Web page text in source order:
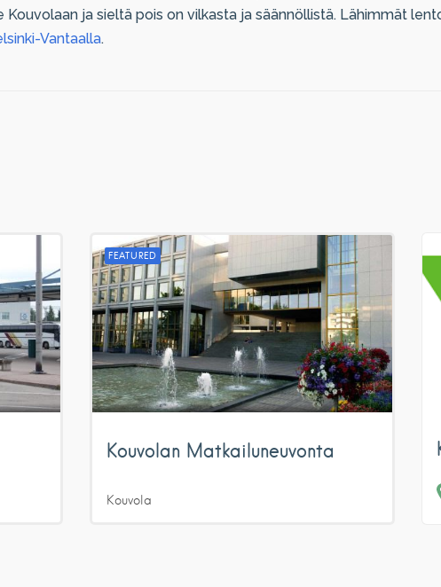
Kouvolaan ja sieltä pois on vilkasta ja säännöllistä. Lähimmät
Vantaalla.
FEATURED
Kouvolan Matkailuneuvonta
Kouvola